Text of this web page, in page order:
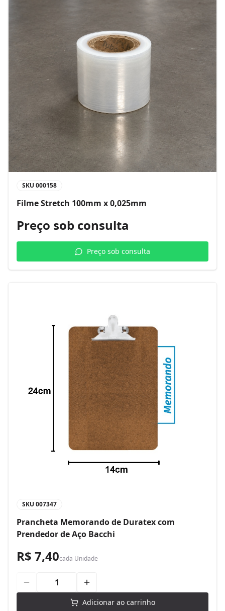
SKU 000158
Filme Stretch 100mm x 0,025mm
Preço sob consulta
Preço sob consulta
SKU 007347
Prancheta Memorando de Duratex com
Prendedor de Aço Bacchi
R$ 7,40cada Unidade
Adicionar ao carrinho